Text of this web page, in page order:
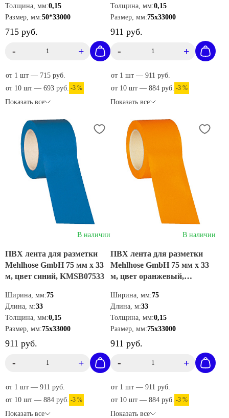
Толщина, мм:0,15
Размер, мм:50*33000
715 руб.
- +
от 1 шт — 715 руб.
от 10 шт — 693 руб. -3 %
Показать все
Толщина, мм:0,15
Размер, мм:75х33000
911 руб.
- +
от 1 шт — 911 руб.
от 10 шт — 884 руб. -3 %
Показать все
В наличии
ПВХ лента для разметки
Mehlhose GmbH 75 мм х 33
м, цвет синий, KMSB07533
Ширина, мм:75
Длина, м:33
Толщина, мм:0,15
Размер, мм:75х33000
911 руб.
- +
от 1 шт — 911 руб.
от 10 шт — 884 руб. -3 %
Показать все
В наличии
ПВХ лента для разметки
Mehlhose GmbH 75 мм х 33
м, цвет оранжевый,
Ширина, мм:75
Длина, м:33
Толщина, мм:0,15
Размер, мм:75х33000
911 руб.
- +
от 1 шт — 911 руб.
от 10 шт — 884 руб. -3 %
Показать все